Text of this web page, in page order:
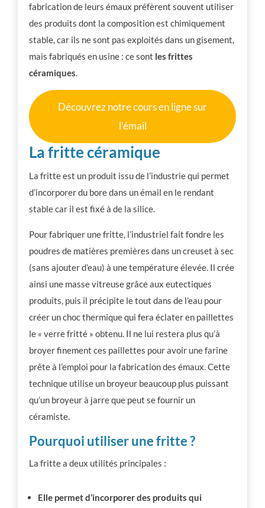
fabrication de leurs émaux préfèrent souvent utiliser
des produits dont la composition est chimiquement
stable, car ils ne sont pas exploités dans un gisement,
mais fabriqués en usine : ce sont les frittes
céramiques.
Découvrez notre cours en ligne sur
l’émail
La fritte céramique
La fritte est un produit issu de l’industrie qui permet
d’incorporer du bore dans un émail en le rendant
stable car il est fixé à de la silice.
Pour fabriquer une fritte, l’industriel fait fondre les
poudres de matières premières dans un creuset à sec
(sans ajouter d’eau) à une température élevée. Il crée
ainsi une masse vitreuse grâce aux eutectiques
produits, puis il précipite le tout dans de l’eau pour
créer un choc thermique qui fera éclater en paillettes
le « verre fritté » obtenu. Il ne lui restera plus qu’à
broyer finement ces paillettes pour avoir une farine
prête à l’emploi pour la fabrication des émaux. Cette
technique utilise un broyeur beaucoup plus puissant
qu’un broyeur à jarre que peut se fournir un
céramiste.
Pourquoi utiliser une fritte ?
La fritte a deux utilités principales :
Elle permet d’incorporer des produits qui